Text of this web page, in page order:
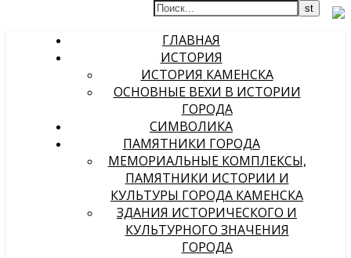
ГЛАВНАЯ
ИСТОРИЯ
ИСТОРИЯ КАМЕНСКА
ОСНОВНЫЕ ВЕХИ В ИСТОРИИ
ГОРОДА
СИМВОЛИКА
ПАМЯТНИКИ ГОРОДА
МЕМОРИАЛЬНЫЕ КОМПЛЕКСЫ,
ПАМЯТНИКИ ИСТОРИИ И
КУЛЬТУРЫ ГОРОДА КАМЕНСКА
ЗДАНИЯ ИСТОРИЧЕСКОГО И
КУЛЬТУРНОГО ЗНАЧЕНИЯ
ГОРОДА